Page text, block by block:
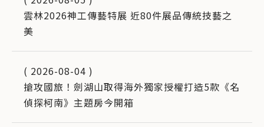
雲林2026神工傳藝特展 近80件展品傳統技藝之
美
搶攻國旅！劍湖山取得海外獨家授權打造5款《名
偵探柯南》主題房今開箱
( 2026-08-04 )